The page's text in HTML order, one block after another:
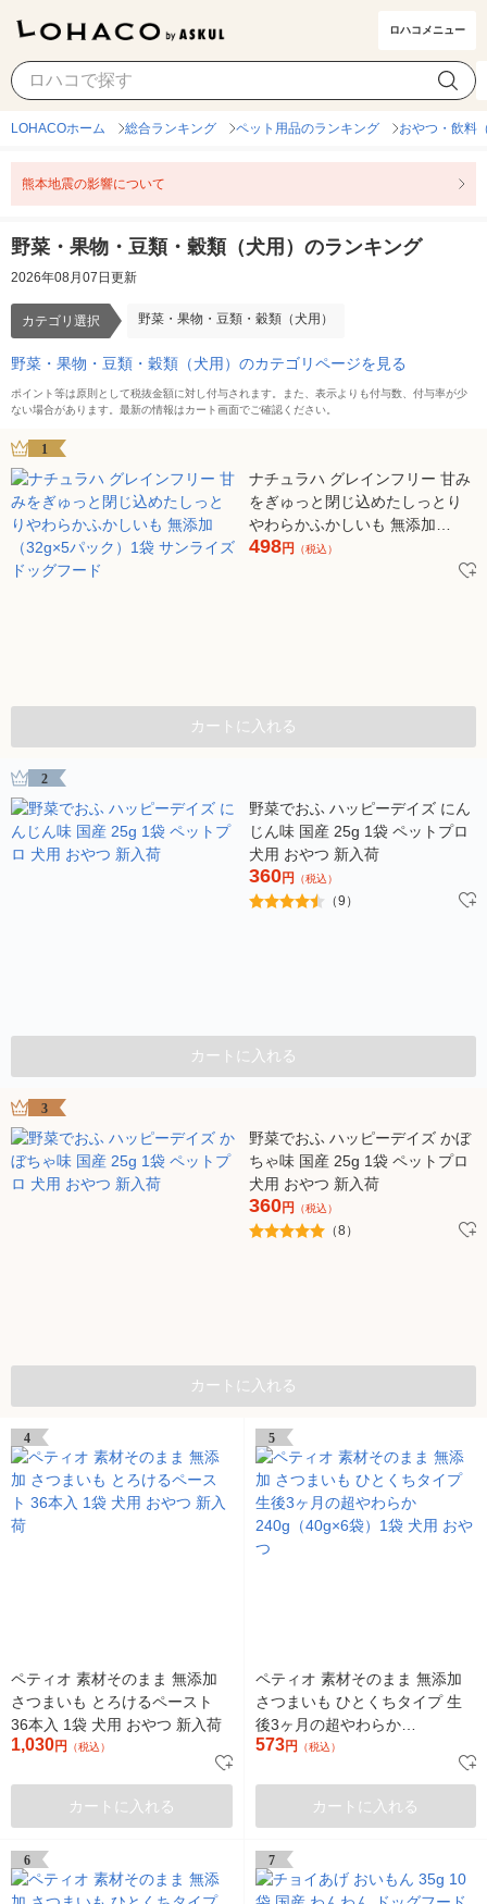
ロハコメニュー
野菜・果物・豆類・穀類（犬用） カテゴリ選択
LOHACOホーム 総合ランキング ペット用品のランキング おやつ・飲料
熊本地震の影響について
野菜・果物・豆類・穀類（犬用）のランキング
2026年08月07日更新
カテゴリ選択 野菜・果物・豆類・穀類（犬用）
野菜・果物・豆類・穀類（犬用）のカテゴリページを見る
ポイント等は原則として税抜金額に対し付与されます。また、表示よりも付与数、付与率が少
ない場合があります。最新の情報はカート画面でご確認ください。
1
ナチュラハ グレインフリー 甘み
をぎゅっと閉じ込めたしっとり
やわらかふかしいも 無添加
（32g×5パック）1袋 サンライズ
498円 （税込）
カートに入れる
2
野菜でおふ ハッピーデイズ にん
じん味 国産 25g 1袋 ペットプロ
犬用 おやつ 新入荷
360円 （税込）
（9）
カートに入れる
3
野菜でおふ ハッピーデイズ かぼ
ちゃ味 国産 25g 1袋 ペットプロ
犬用 おやつ 新入荷
360円 （税込）
（8）
カートに入れる
4
ペティオ 素材そのまま 無添加
さつまいも とろけるペースト
36本入 1袋 犬用 おやつ 新入荷
1,030円 （税込）
カートに入れる
5
ペティオ 素材そのまま 無添加
さつまいも ひとくちタイプ 生
後3ヶ月の超やわらか
240g（40g×6袋）1袋 犬用 おや
573円 （税込）
カートに入れる
6 7